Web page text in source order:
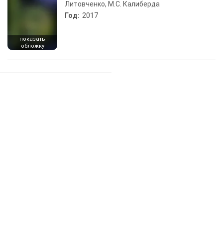
показать
обложку
Литовченко, М.С. Калиберда
Год: 2017